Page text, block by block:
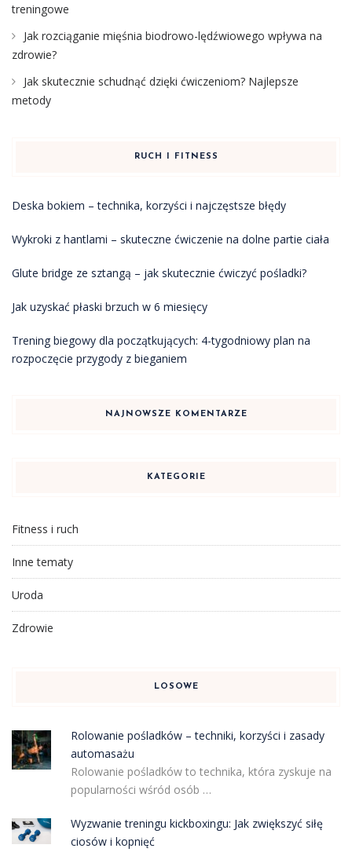
treningowe
Jak rozciąganie mięśnia biodrowo-lędźwiowego wpływa na
zdrowie?
Jak skutecznie schudnąć dzięki ćwiczeniom? Najlepsze
metody
RUCH I FITNESS
Deska bokiem – technika, korzyści i najczęstsze błędy
Wykroki z hantlami – skuteczne ćwiczenie na dolne partie ciała
Glute bridge ze sztangą – jak skutecznie ćwiczyć pośladki?
Jak uzyskać płaski brzuch w 6 miesięcy
Trening biegowy dla początkujących: 4-tygodniowy plan na
rozpoczęcie przygody z bieganiem
NAJNOWSZE KOMENTARZE
KATEGORIE
Fitness i ruch
Inne tematy
Uroda
Zdrowie
LOSOWE
Rolowanie pośladków – techniki, korzyści i zasady
automasażu
Rolowanie pośladków to technika, która zyskuje na
popularności wśród osób …
Wyzwanie treningu kickboxingu: Jak zwiększyć siłę
ciosów i kopnięć